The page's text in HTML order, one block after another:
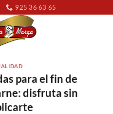
925 36 63 65
para el fin de
disfruta sin